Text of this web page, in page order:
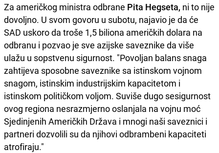
Za američkog ministra odbrane Pita Hegseta, ni to nije
dovoljno. U svom govoru u subotu, najavio je da će
SAD uskoro da troše 1,5 biliona američkih dolara na
odbranu i pozvao je sve azijske saveznike da više
ulažu u sopstvenu sigurnost. "Povoljan balans snaga
zahtijeva sposobne saveznike sa istinskom vojnom
snagom, istinskim industrijskim kapacitetom i
istinskom političkom voljom. Suviše dugo sesigurnost
ovog regiona nesrazmjerno oslanjala na vojnu moć
Sjedinjenih Američkih Država i mnogi naši saveznici i
partneri dozvolili su da njihovi odbrambeni kapaciteti
atrofiraju."